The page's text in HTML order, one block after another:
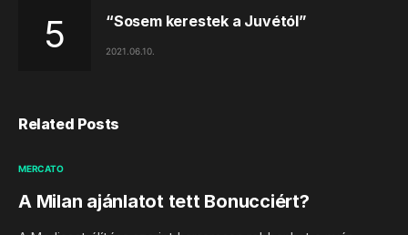
“Sosem kerestek a Juvétól”
2021.06.10.
Related Posts
MERCATO
A Milan ajánlatot tett Bonucciért?